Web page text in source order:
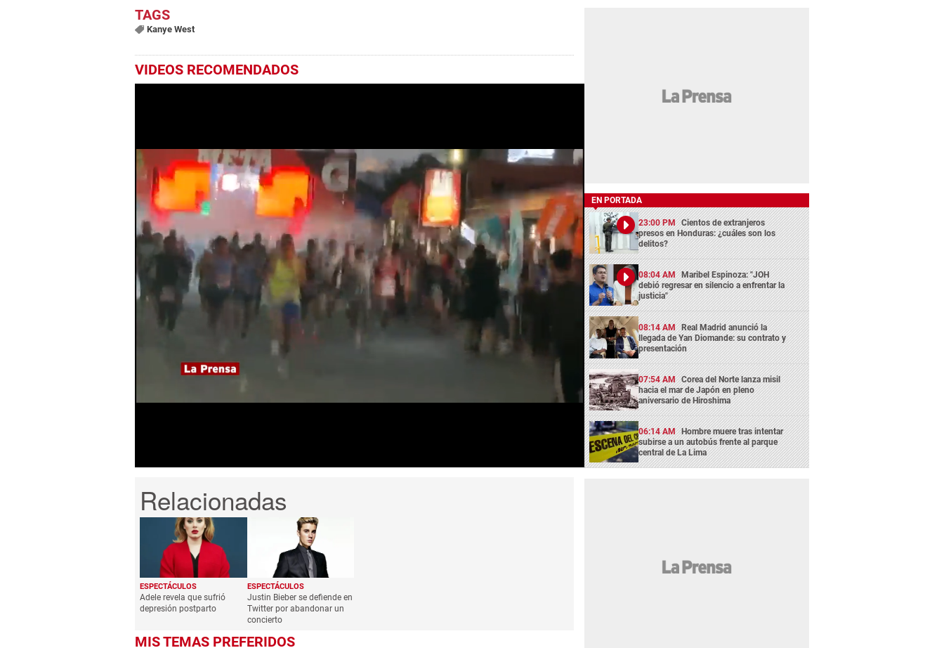
Kanye West
VIDEOS RECOMENDADOS
ESPECTÁCULOS
Adele revela que sufrió
depresión postparto
ESPECTÁCULOS
Justin Bieber se defiende en
Twitter por abandonar un
concierto
MIS TEMAS PREFERIDOS
EN PORTADA
23:00 PM Cientos de extranjeros
presos en Honduras: ¿cuáles son los
delitos?
08:04 AM Maribel Espinoza: "JOH
debió regresar en silencio a enfrentar la
justicia"
08:14 AM Real Madrid anunció la
llegada de Yan Diomande: su contrato y
presentación
07:54 AM Corea del Norte lanza misil
hacia el mar de Japón en pleno
aniversario de Hiroshima
06:14 AM Hombre muere tras intentar
subirse a un autobús frente al parque
central de La Lima